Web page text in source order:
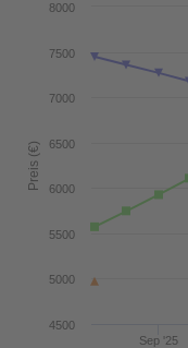
Preis (€)
Sep '25
5000
6000
7000
8000
4500
5500
6500
7500